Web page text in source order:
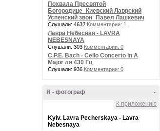
Похвала Пресвятой
Богородице_Киевский Лаврский
Успенский звон_Павел Лашкевич
Слушали: 4632 Комментарии: 1
Лавра Небесная - LAVRA
NEBESNAYA
Слушали: 303 Комментарии: 0
C.P.E. Bach - Cello Concerto in A
Major ля 430 Гц
Слушали: 936 Комментарии: 0
-
Я - фотограф
К приложению
Kyiv. Lavra Pecherskaya - Lavra
Nebesnaya